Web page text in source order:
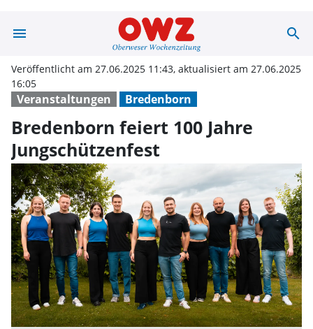
menu Bredenborn search
Veranstaltungen Bredenborn
Veröffentlicht am 27.06.2025 11:43, aktualisiert am 27.06.2025
16:05
Bredenborn feiert 100 Jahre
Jungschützenfest